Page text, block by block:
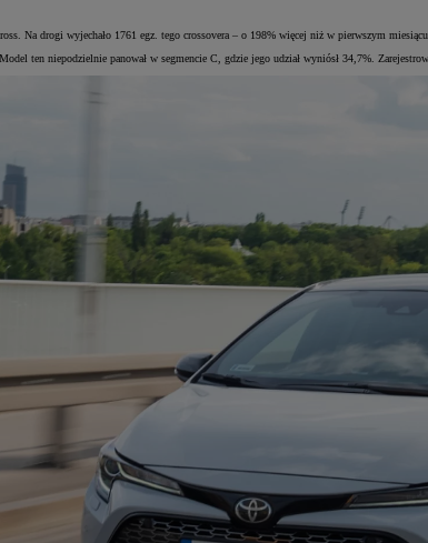
Na drogi wyjechało 1761 egz. tego crossovera – o 198% więcej niż w pierwszym
ten niepodzielnie panował w segmencie C, gdzie jego udział wyniósł 34,7%.